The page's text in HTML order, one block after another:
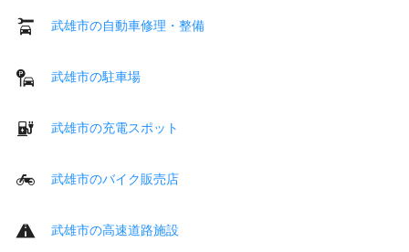
武雄市の自動車修理・整備
武雄市の駐車場
武雄市の充電スポット
武雄市のバイク販売店
武雄市の高速道路施設